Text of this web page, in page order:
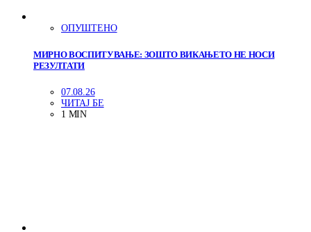
ОПУШТЕНО
МИРНО ВОСПИТУВАЊЕ: ЗОШТО ВИКАЊЕТО НЕ НОСИ
РЕЗУЛТАТИ
07.08.26
ЧИТАЈ БЕ
1 MIN